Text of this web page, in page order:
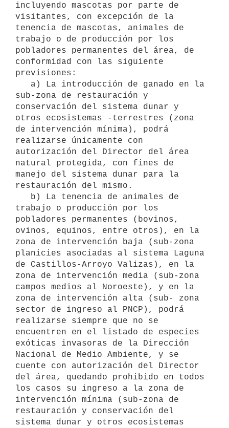
incluyendo mascotas por parte de
visitantes, con excepción de la
tenencia de mascotas, animales de
trabajo o de producción por los
pobladores permanentes del área, de
conformidad con las siguiente
previsiones:
sub-zona de restauración y
conservación del sistema dunar y
otros ecosistemas -terrestres (zona
de intervención mínima), podrá
realizarse únicamente con
autorización del Director del área
natural protegida, con fines de
manejo del sistema dunar para la
restauración del mismo.
trabajo o producción por los
pobladores permanentes (bovinos,
ovinos, equinos, entre otros), en la
zona de intervención baja (sub-zona
planicies asociadas al sistema Laguna
de Castillos-Arroyo Valizas), en la
zona de intervención media (sub-zona
campos medios al Noroeste), y en la
zona de intervención alta (sub- zona
sector de ingreso al PNCP), podrá
realizarse siempre que no se
encuentren en el listado de especies
exóticas invasoras de la Dirección
Nacional de Medio Ambiente, y se
cuente con autorización del Director
del área, quedando prohibido en todos
los casos su ingreso a la zona de
intervención mínima (sub-zona de
restauración y conservación del
sistema dunar y otros ecosistemas